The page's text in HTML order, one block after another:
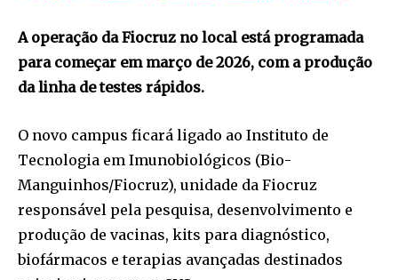
A operação da Fiocruz no local está programada
para começar em março de 2026, com a produção
da linha de testes rápidos.
O novo campus ficará ligado ao Instituto de
Tecnologia em Imunobiológicos (Bio-
Manguinhos/Fiocruz), unidade da Fiocruz
responsável pela pesquisa, desenvolvimento e
produção de vacinas, kits para diagnóstico,
biofármacos e terapias avançadas destinados